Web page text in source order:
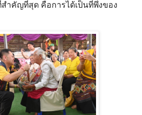
ำคัญที่สุด คือการได้เป็นที่พึ่งของ